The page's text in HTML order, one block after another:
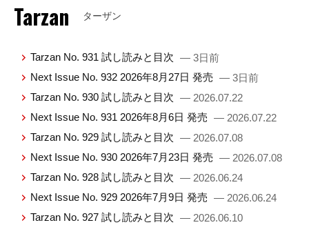
Tarzan ターザン
Tarzan No. 931 試し読みと目次 — 3日前
Next Issue No. 932 2026年8月27日 発売 — 3日前
Tarzan No. 930 試し読みと目次 — 2026.07.22
Next Issue No. 931 2026年8月6日 発売 — 2026.07.22
Tarzan No. 929 試し読みと目次 — 2026.07.08
Next Issue No. 930 2026年7月23日 発売 — 2026.07.08
Tarzan No. 928 試し読みと目次 — 2026.06.24
Next Issue No. 929 2026年7月9日 発売 — 2026.06.24
Tarzan No. 927 試し読みと目次 — 2026.06.10